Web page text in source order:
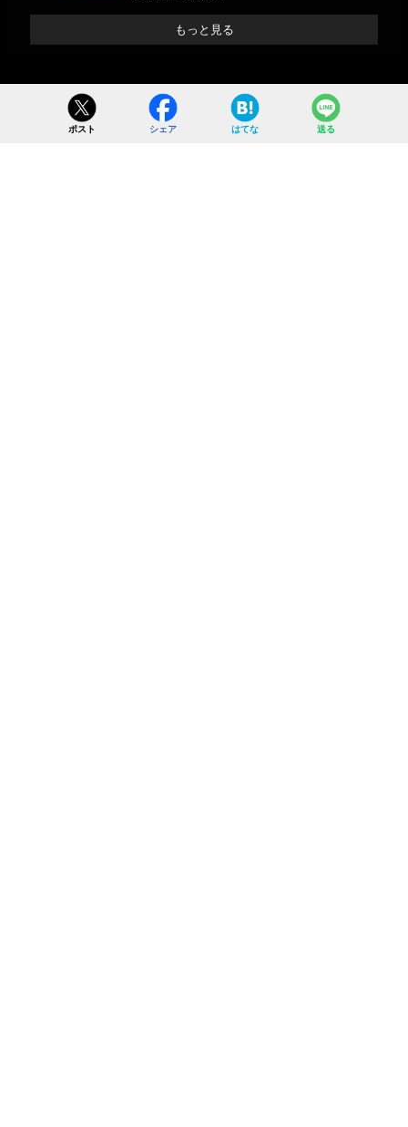
もっと見る
ポスト シェア はてな 送る